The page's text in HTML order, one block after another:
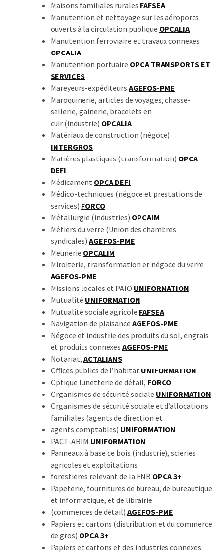
Maisons familiales rurales FAFSEA
Manutention et nettoyage sur les aéroports
ouverts à la circulation publique OPCALIA
Manutention ferroviaire et travaux connexes
OPCALIA
Manutention portuaire OPCA TRANSPORTS ET
SERVICES
Mareyeurs-expéditeurs AGEFOS-PME
Maroquinerie, articles de voyages, chasse-
sellerie, gainerie, bracelets en
cuir (industrie) OPCALIA
Matériaux de construction (négoce)
INTERGROS
Matières plastiques (transformation) OPCA
DEFI
Médicament OPCA DEFI
Médico-techniques (négoce et prestations de
services) FORCO
Métallurgie (industries) OPCAIM
Métiers du verre (Union des chambres
syndicales) AGEFOS-PME
Meunerie OPCALIM
Miroiterie, transformation et négoce du verre
AGEFOS-PME
Missions locales et PAIO UNIFORMATION
Mutualité UNIFORMATION
Mutualité sociale agricole FAFSEA
Navigation de plaisance AGEFOS-PME
Négoce et industrie des produits du sol, engrais
et produits connexes AGEFOS-PME
Notariat, ACTALIANS
Offices publics de l’habitat UNIFORMATION
Optique lunetterie de détail, FORCO
Organismes de sécurité sociale UNIFORMATION
Organismes de sécurité sociale et d’allocations
familiales (agents de direction et
agents comptables) UNIFORMATION
PACT-ARIM UNIFORMATION
Panneaux à base de bois (industrie), scieries
agricoles et exploitations
forestières relevant de la FNB OPCA 3+
Papeterie, fournitures de bureau, de bureautique
et informatique, et de librairie
(commerces de détail) AGEFOS-PME
Papiers et cartons (distribution et du commerce
de gros) OPCA 3+
Papiers et cartons et des industries connexes